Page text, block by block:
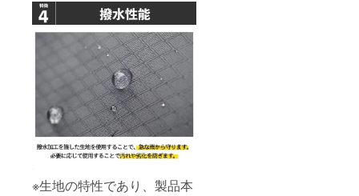
※生地の特性であり、製品本